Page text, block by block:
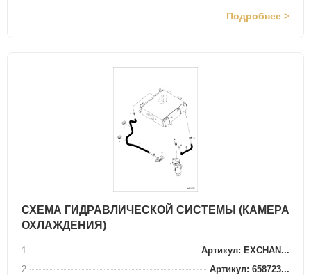
Подробнее >
СХЕМА ГИДРАВЛИЧЕСКОЙ СИСТЕМЫ (КАМЕРА
ОХЛАЖДЕНИЯ)
1
Артикул: EXCHAN...
2
Артикул: 658723...